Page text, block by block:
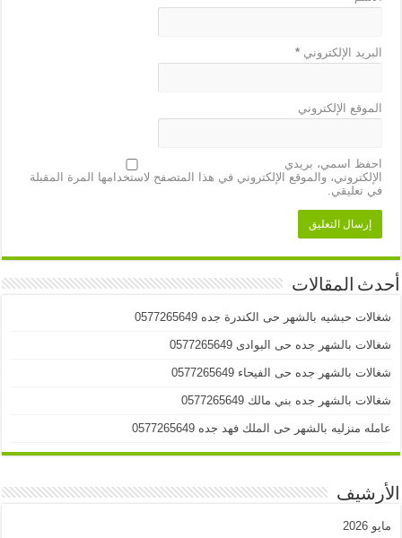
البريد الإلكتروني*
الموقع الإلكتروني
احفظ اسمي، بريدي
الإلكتروني، والموقع الإلكتروني في هذا المتصفح لاستخدامها المرة المقبلة
في تعليقي.
أحدث المقالات
شغالات حبشيه بالشهر حى الكندرة جده 0577265649
شغالات بالشهر جده حى البوادى 0577265649
شغالات بالشهر جده حى الفيحاء 0577265649
شغالات بالشهر جده بني مالك 0577265649
عامله منزليه بالشهر حى الملك فهد جده 0577265649
الأرشيف
مايو 2026